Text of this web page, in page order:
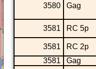
3580 Gag
3581 RC 5p
3581 RC 2p
3581
Gag